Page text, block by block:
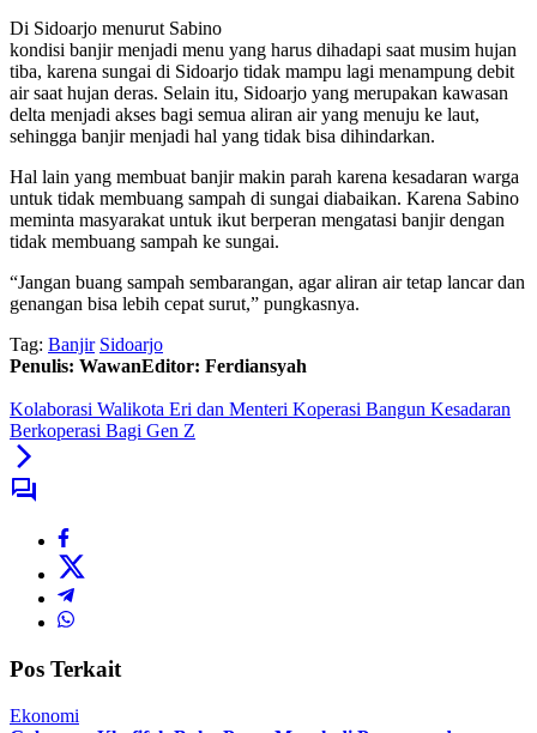
Di Sidoarjo menurut Sabino
kondisi banjir menjadi menu yang harus dihadapi saat musim hujan
tiba, karena sungai di Sidoarjo tidak mampu lagi menampung debit
air saat hujan deras. Selain itu, Sidoarjo yang merupakan kawasan
delta menjadi akses bagi semua aliran air yang menuju ke laut,
sehingga banjir menjadi hal yang tidak bisa dihindarkan.
Hal lain yang membuat banjir makin parah karena kesadaran warga
untuk tidak membuang sampah di sungai diabaikan. Karena Sabino
meminta masyarakat untuk ikut berperan mengatasi banjir dengan
tidak membuang sampah ke sungai.
“Jangan buang sampah sembarangan, agar aliran air tetap lancar dan
genangan bisa lebih cepat surut,” pungkasnya.
Tag: Banjir Sidoarjo
Penulis: WawanEditor: Ferdiansyah
Kolaborasi Walikota Eri dan Menteri Koperasi Bangun Kesadaran
Berkoperasi Bagi Gen Z
Pos Terkait
Ekonomi